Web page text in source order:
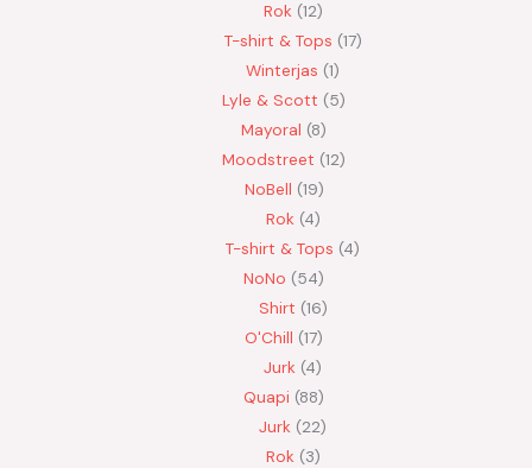
Rok 12
T-shirt & Tops 17
Winterjas 1
Lyle & Scott
5
Mayoral 8
Moodstreet 12
NoBell 19
Rok 4
T-shirt & Tops 4
NoNo
54
Shirt 16
O'Chill 17
Jurk 4
Quapi 88
Jurk 22
Rok 3